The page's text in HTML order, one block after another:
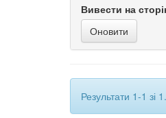
Вивести на
Результати 1-1 зі 1.